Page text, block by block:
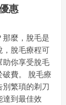
惠
麼，脫毛是
，脫毛療程可
助你享受脫毛
費。 脫毛療
繁瑣的剃刀
到最佳效